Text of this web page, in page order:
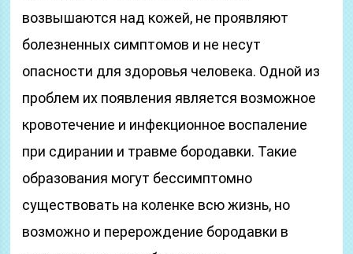
возвышаются над кожей, не проявляют
болезненных симптомов и не несут
опасности для здоровья человека. Одной из
проблем их появления является возможное
кровотечение и инфекционное воспаление
при сдирании и травме бородавки. Такие
образования могут бессимптомно
существовать на коленке всю жизнь, но
возможно и перерождение бородавки в